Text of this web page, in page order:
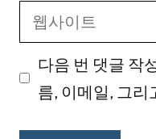
일
웹
사
이 다음 번 댓글 작
름, 이메일, 그리